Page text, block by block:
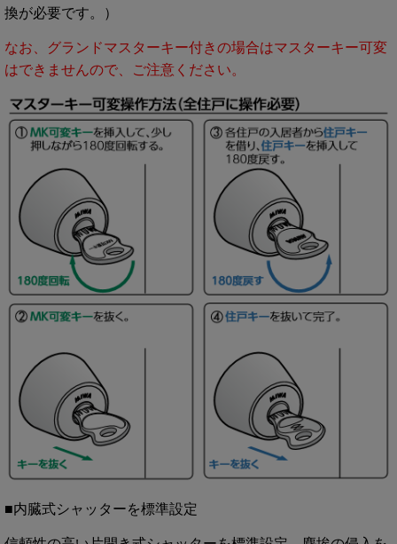
換が必要です。）
なお、グランドマスターキー付きの場合はマスターキー可変
はできませんので、ご注意ください。
■内臓式シャッターを標準設定